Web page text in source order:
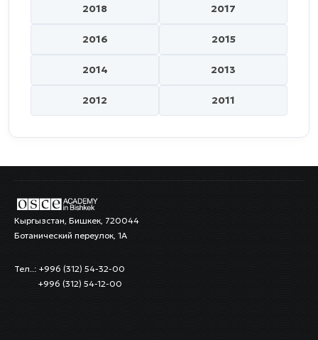
2018 2017
2016 2015
2014 2013
2012 2011
Кыргызстан, Бишкек, 720044
Ботанический переулок, 1А
Тел..: +996 (312) 54-32-00
+996 (312) 54-12-00